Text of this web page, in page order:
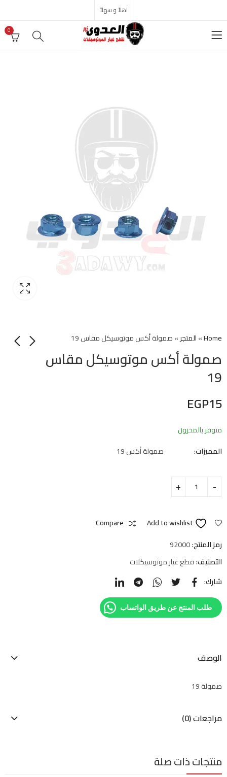
اهلاً و سهلاً
0
Home
»المتجر»صمولة أكس موتوسيكل مقاس 19
صمولة أكس موتوسيكل مقاس
19
EGP15
متوفر بالمخزون
المميزات:
صمولة أكس 19
Add to wishlist
Compare
رمز المنتج:92000
التصنيف:قطع غيار موتوسيكلات
شارك:
طلب المنتج عن طريق الواتساب
الوصف
صمولة 19
مراجعات (0)
منتجات ذات صلة